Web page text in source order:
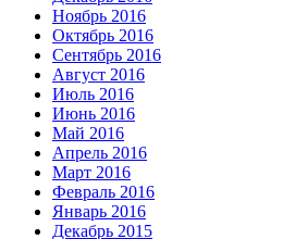
Ноябрь 2016
Октябрь 2016
Сентябрь 2016
Август 2016
Июль 2016
Июнь 2016
Май 2016
Апрель 2016
Март 2016
Февраль 2016
Январь 2016
Декабрь 2015